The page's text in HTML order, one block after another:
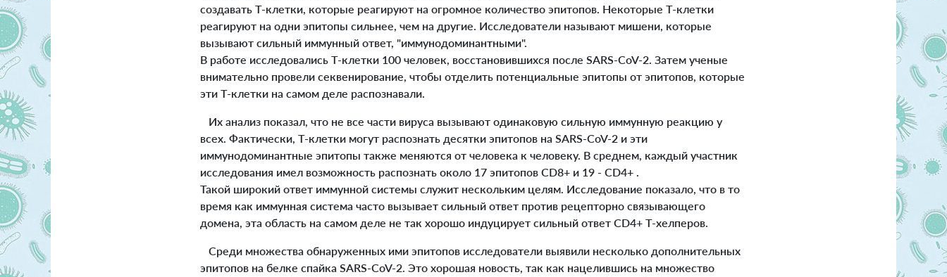
создавать Т-клетки, которые реагируют на огромное количество эпитопов. Некоторые Т-клетки
реагируют на одни эпитопы сильнее, чем на другие. Исследователи называют мишени, которые
вызывают сильный иммунный ответ, "иммунодоминантными".
В работе исследовались Т-клетки 100 человек, восстановившихся после SARS-CoV-2. Затем ученые
внимательно провели секвенирование, чтобы отделить потенциальные эпитопы от эпитопов, которые
эти Т-клетки на самом деле распознавали.
Их анализ показал, что не все части вируса вызывают одинаковую сильную иммунную реакцию у
всех. Фактически, Т-клетки могут распознать десятки эпитопов на SARS-CoV-2 и эти
иммунодоминантные эпитопы также меняются от человека к человеку. В среднем, каждый участник
исследования имел возможность распознать около 17 эпитопов CD8+ и 19 - CD4+ .
Такой широкий ответ иммунной системы служит нескольким целям. Исследование показало, что в то
время как иммунная система часто вызывает сильный ответ против рецепторно связывающего
домена, эта область на самом деле не так хорошо индуцирует сильный ответ CD4+ Т-хелперов.
Среди множества обнаруженных ими эпитопов исследователи выявили несколько дополнительных
эпитопов на белке спайка SARS-CoV-2. Это хорошая новость, так как нацелившись на множество